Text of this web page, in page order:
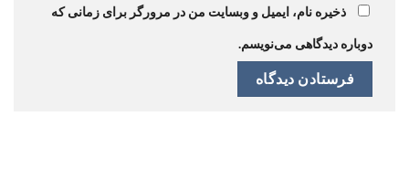
ذخیره نام، ایمیل و وبسایت من در مرورگر برای زمانی که
دوباره دیدگاهی می‌نویسم.